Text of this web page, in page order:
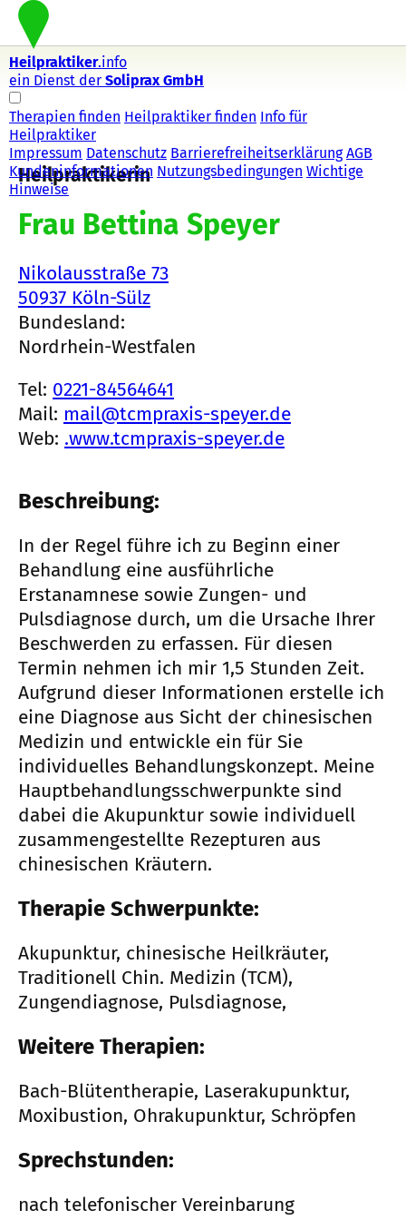
Heilpraktiker.info
ein Dienst der Soliprax GmbH
Therapien finden Heilpraktiker finden Info für
Heilpraktiker
Impressum Datenschutz Barrierefreiheitserklärung AGB
Kundeninformationen Nutzungsbedingungen Wichtige
Hinweise
Heilpraktikerin
Frau Bettina Speyer
Nikolausstraße 73
50937 Köln-Sülz
Bundesland:
Nordrhein-Westfalen
Tel: 0221-84564641
Mail: mail@tcmpraxis-speyer.de
Web: .www.tcmpraxis-speyer.de
Beschreibung:
In der Regel führe ich zu Beginn einer
Behandlung eine ausführliche
Erstanamnese sowie Zungen- und
Pulsdiagnose durch, um die Ursache Ihrer
Beschwerden zu erfassen. Für diesen
Termin nehmen ich mir 1,5 Stunden Zeit.
Aufgrund dieser Informationen erstelle ich
eine Diagnose aus Sicht der chinesischen
Medizin und entwickle ein für Sie
individuelles Behandlungskonzept. Meine
Hauptbehandlungsschwerpunkte sind
dabei die Akupunktur sowie individuell
zusammengestellte Rezepturen aus
chinesischen Kräutern.
Therapie Schwerpunkte:
Akupunktur, chinesische Heilkräuter,
Traditionell Chin. Medizin (TCM),
Zungendiagnose, Pulsdiagnose,
Weitere Therapien:
Bach-Blütentherapie, Laserakupunktur,
Moxibustion, Ohrakupunktur, Schröpfen
Sprechstunden:
nach telefonischer Vereinbarung